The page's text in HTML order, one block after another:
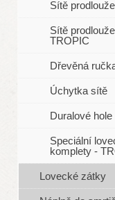
Sítě
Sítě
TROPIC
Dřevěná
Úchytka sítě
Duralové hole
Speciální
komplety -
Lovecké zátky